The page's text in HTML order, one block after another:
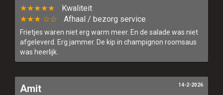
★★★★★
Kwaliteit
★★★ ☆☆
Afhaal / bezorg service
Frietjes waren niet erg warm meer. En de salade was niet
afgeleverd. Erg jammer. De kip in champignon roomsaus
was heerlijk.
Amit 14-2-2026